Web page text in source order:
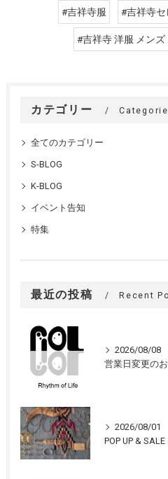
#吉祥寺服 #吉祥寺セ
#吉祥寺 洋服 メンズ
カテゴリー
全てのカテゴリー
S-BLOG
K-BLOG
イベント告知
特集
最近の投稿 Recent
2026/08/08
営業日変更の
2026/08/01
POP UP & SALE